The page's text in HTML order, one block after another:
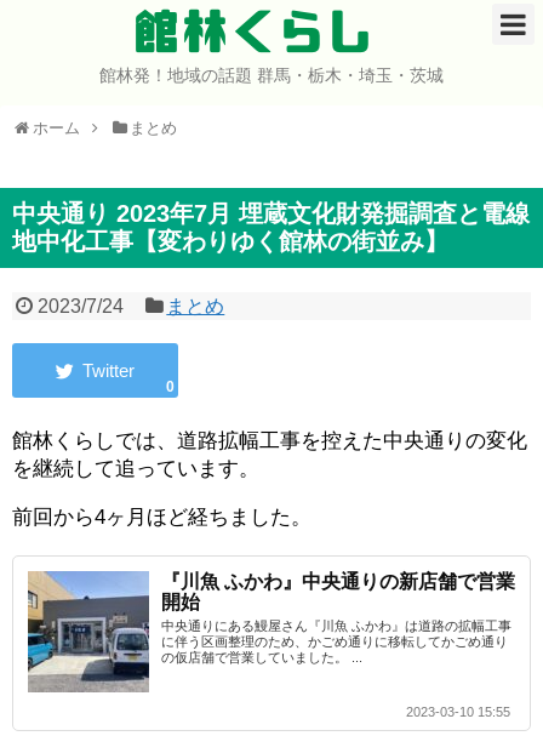
館林くらし
館林発！地域の話題 群馬・栃木・埼玉・茨城
ホーム まとめ
中央通り 2023年7月 埋蔵文化財発掘調査と電線
地中化工事【変わりゆく館林の街並み】
2023/7/24 まとめ
0
館林くらしでは、道路拡幅工事を控えた中央通りの変化
を継続して追っています。
前回から4ヶ月ほど経ちました。
『川魚 ふかわ』中央通りの新店舗で営業
開始
中央通りにある鰻屋さん『川魚 ふかわ』は道路の拡幅工事
に伴う区画整理のため、かごめ通りに移転してかごめ通り
の仮店舗で営業していました。 ...
2023-03-10 15:55
ホーム
イベント
グルメ
コミュニティ
宇宙よりも遠い場所